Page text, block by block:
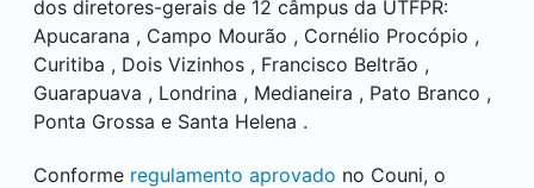
dos diretores-gerais de 12 câmpus da UTFPR:
Apucarana , Campo Mourão , Cornélio Procópio ,
Curitiba , Dois Vizinhos , Francisco Beltrão ,
Guarapuava , Londrina , Medianeira , Pato Branco ,
Ponta Grossa e Santa Helena .
Conforme regulamento aprovado no Couni, o